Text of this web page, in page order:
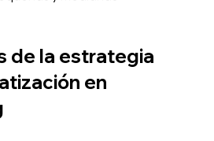
de la estrategia
en